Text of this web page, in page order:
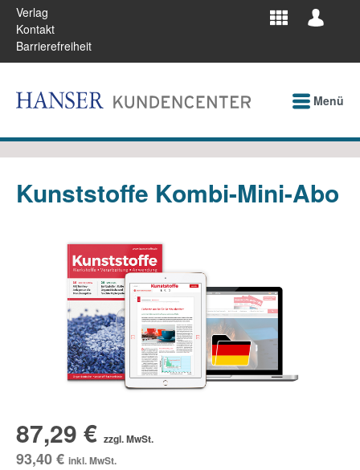
Verlag
Kontakt
Barrierefreiheit
Menü
Kunststoffe Kombi-Mini-Abo
87,29 € zzgl. MwSt.
93,40 € inkl. MwSt.